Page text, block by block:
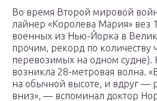
Во время Второй мировой
лайнер «Королева Мария» вез
военных из Нью-Йорка в
прочим, рекорд по количеству
перевозимых на одном судне).
возникла 28-метровая волна.
на обычной высоте, и вдруг —
вниз», — вспоминал доктор